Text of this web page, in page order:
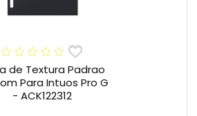
de Textura Padrao
Para Intuos Pro G
- ACK122312